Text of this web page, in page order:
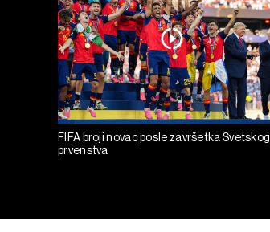
FIFA broji novac posle završetka Svetskog
prvenstva